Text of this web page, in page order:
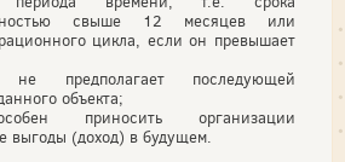
свыше 12 месяцев или
цикла, если он превышает
не предполагает последующей
объекта;
приносить организации
выгоды (доход) в будущем.